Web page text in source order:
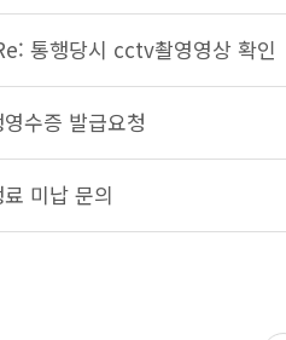
통행당시 cctv촬영영상 확인
수증 발급요청
미납 문의